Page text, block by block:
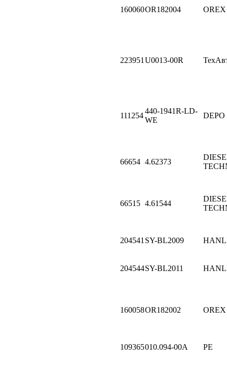
160060OR182004 OREX
223951 U0013-00R
111254
440-1941R-LD-
WE
DEPO
66654 4.62373
66515 4.61544
204541 SY-BL2009
204544SY-BL2011
160058OR182002 OREX
109365010.094-00A PE